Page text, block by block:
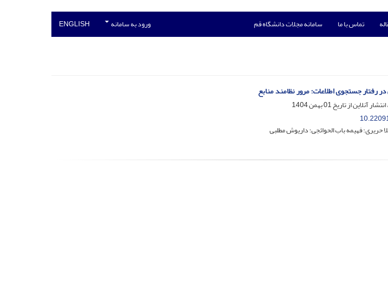
تماس با ما سامانه مجلات دانشگاه قم ورود به سامانه ENGLISH
جستجوی اطلاعات: مرور نظامند منابع
آنلاین از تاریخ01 بهمن 1404
حریری؛ فهیمه باب الحوائجی؛ داریوش مطلبی